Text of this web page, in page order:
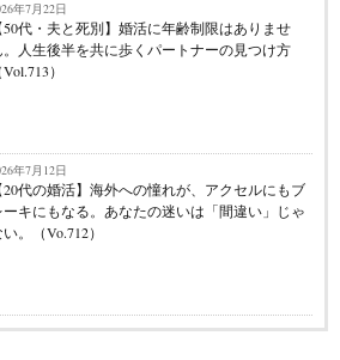
年7月22日
50代・夫と死別】婚活に年齢制限はありませ
。人生後半を共に歩くパートナーの見つけ方
Vol.713）
年7月12日
20代の婚活】海外への憧れが、アクセルにもブ
ーキにもなる。あなたの迷いは「間違い」じゃ
。（Vo.712）